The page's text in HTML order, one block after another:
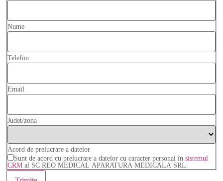
Nume
Telefon
Email
Judet/zona
Acord de prelucrare a datelor
Sunt de acord cu prelucrare a datelor cu caracter personal însistemul
CRM al SC REO MEDICAL APARATURA MEDICALA SRL.